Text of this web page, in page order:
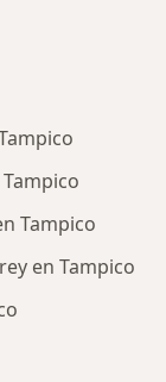
Tampico
en Tampico